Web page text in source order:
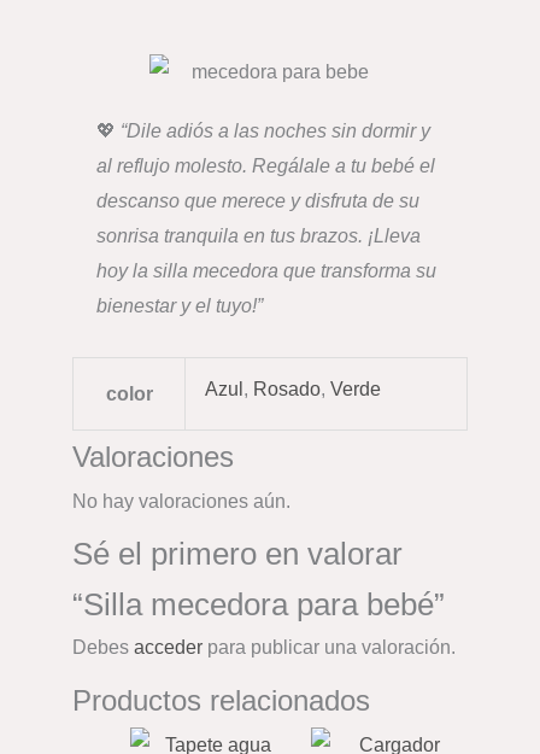
💖 “Dile adiós a las noches sin dormir y
al reflujo molesto. Regálale a tu bebé el
descanso que merece y disfruta de su
sonrisa tranquila en tus brazos. ¡Lleva
hoy la silla mecedora que transforma su
bienestar y el tuyo!”
color Azul , Rosado, Verde
Valoraciones
No hay valoraciones aún.
Sé el primero en valorar
“Silla mecedora para bebé”
Debes acceder para publicar una valoración.
Productos relacionados